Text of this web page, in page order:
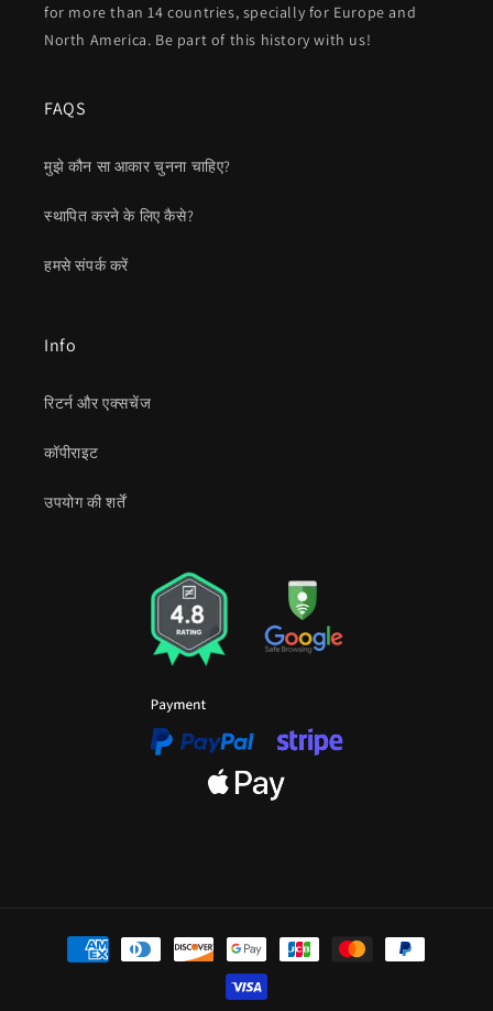
for more than 14 countries, specially for Europe and
North America. Be part of this history with us!
FAQS
मुझे कौन सा आकार चुनना चाहिए?
स्थापित करने के लिए कैसे?
हमसे संपर्क करें
Info
रिटर्न और एक्सचेंज
कॉपीराइट
उपयोग की शर्तें
भुगतान
विधियाँ